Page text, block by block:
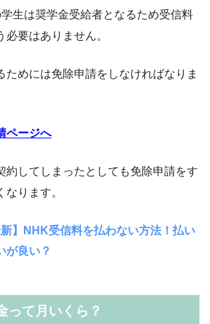
生は奨学金受給者となるため受信料
要はありません。
ためには免除申請をしなければなりま
ページへ
約してしまったとしても免除申請をす
ります。
新】NHK受信料を払わない方法！払い
が良い？
って月いくら？